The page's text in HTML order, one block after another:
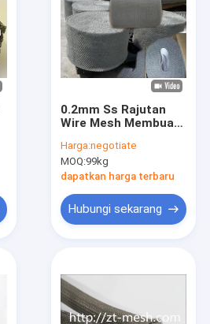
0.2mm Ss Rajutan
Wire Mesh Membuat
Dan Gasket
Terkompresi
Harga:negotiate
MOQ:99kg
dapatkan harga terbaru
Hubungi sekarang